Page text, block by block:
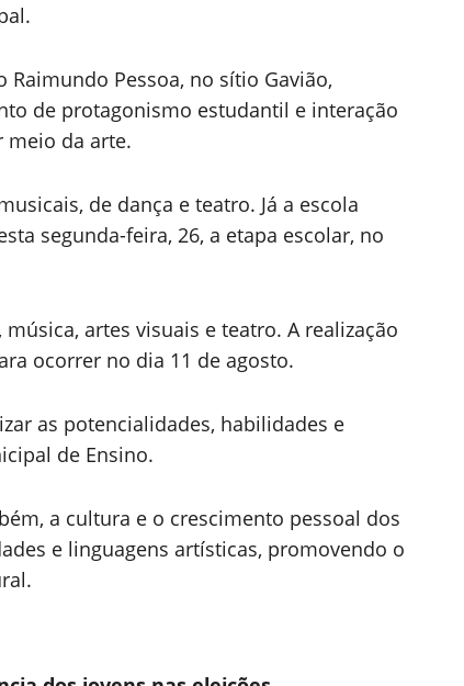
Raimundo Pessoa, no sítio Gavião,
de protagonismo estudantil e interação
meio da arte.
de dança e teatro. Já a escola
segunda-feira, 26, a etapa escolar, no
artes visuais e teatro. A realização
ocorrer no dia 11 de agosto.
as potencialidades, habilidades e
de Ensino.
a cultura e o crescimento pessoal dos
e linguagens artísticas, promovendo o